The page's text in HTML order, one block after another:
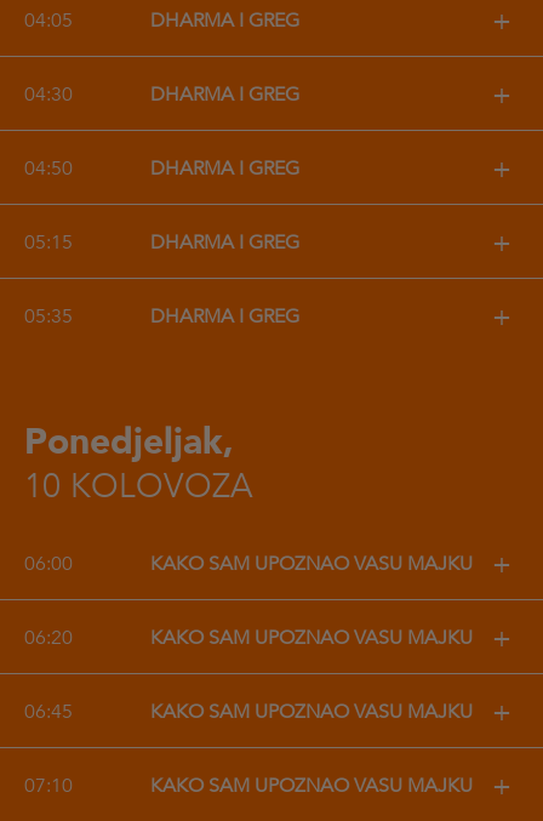
04:05 DHARMA I GREG +
04:30 DHARMA I GREG +
04:50 DHARMA I GREG +
05:15 DHARMA I GREG +
05:35 DHARMA I GREG +
Ponedjeljak,
10 KOLOVOZA
06:00 KAKO SAM UPOZNAO VAŠU MAJKU +
06:20 KAKO SAM UPOZNAO VAŠU MAJKU +
06:45 KAKO SAM UPOZNAO VAŠU MAJKU +
07:10 KAKO SAM UPOZNAO VAŠU MAJKU +